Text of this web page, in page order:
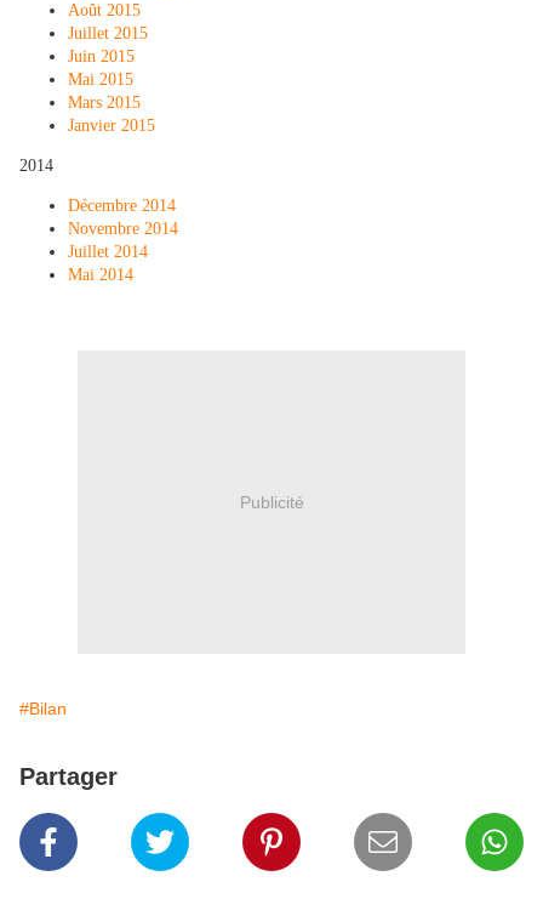
Août 2015
Juillet 2015
Juin 2015
Mai 2015
Mars 2015
Janvier 2015
2014
Décembre 2014
Novembre 2014
Juillet 2014
Mai 2014
Publicité
#Bilan
Partager